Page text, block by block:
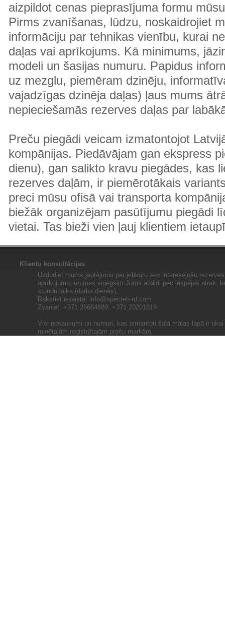
aizpildot cenas pieprasījuma formu
Pirms zvanīšanas, lūdzu, noskaidrojiet
informāciju par tehnikas vienību, kurai
daļas vai aprīkojums. Kā minimums,
modeli un šasijas numuru. Papidus
uz mezglu, piemēram dzinēju,
vajadzīgas dzinēja daļas) ļaus mums
nepieciešamās rezerves daļas par
Preču piegādi veicam izmatontojot
kompānijas. Piedāvājam gan ekspress
dienu), gan salikto kravu piegādes, kas
rezerves daļām, ir piemērotākais
preci mūsu ofisā vai transporta
biežāk organizējam pasūtījumu piegādi
vietai. Tas bieži vien ļauj klientiem
Klientu konsultācijas
Uzdodiet mums jautājumu par jebkuru sev interesējošu
aprīkojumu, un mēs sniegsim Jums atbildi pēc iespējas ātrāk,
stundu laikā (darba dienās).
Rakstiet e-pastā: info@specteh-rd.com
Zvaniet: +371 26664689; +371 20201819
Visi nosaukumi un numuri, kas izmantoti šajā mājas lapā ir
minētajām reģistrētajām preču markām.